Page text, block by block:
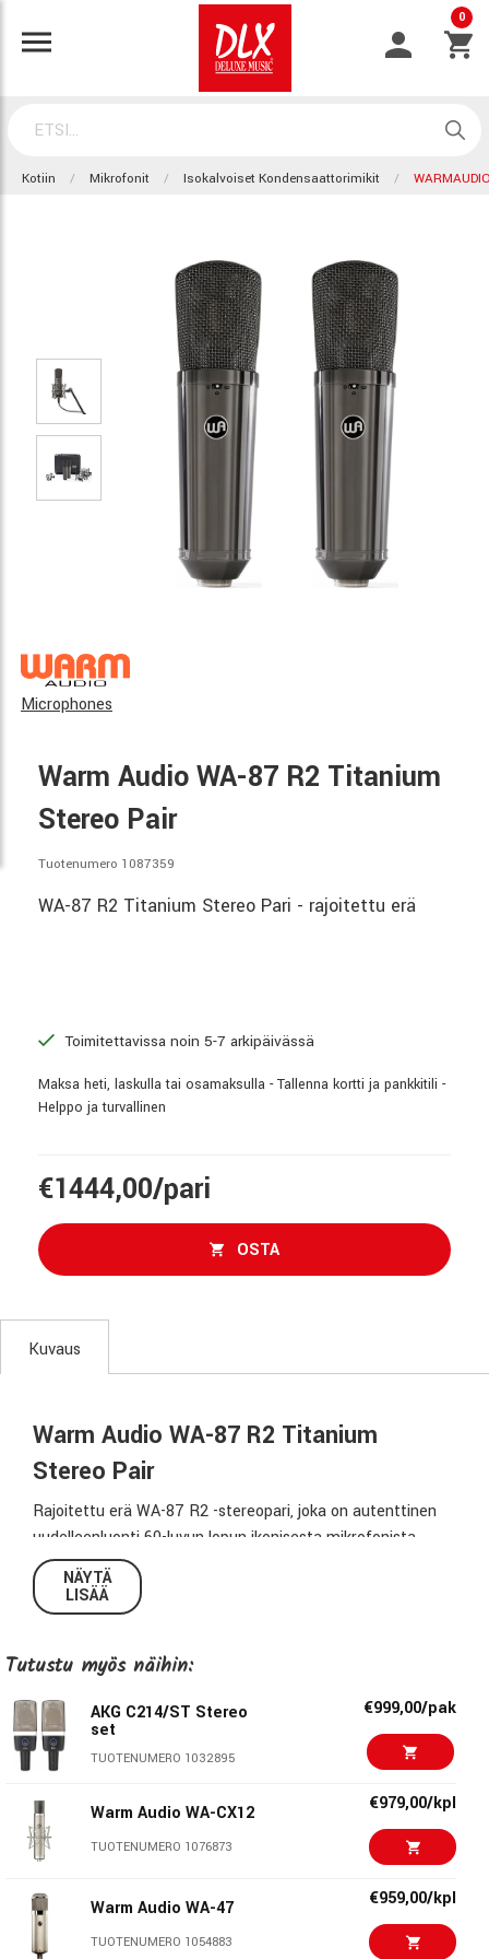
0
Kotiin Mikrofonit Isokalvoiset Kondensaattorimikit
Microphones
Warm Audio WA-87 R2 Titanium
Stereo Pair
Tuotenumero 1087359
WA-87 R2 Titanium Stereo Pari - rajoitettu erä
Toimitettavissa noin 5-7 arkipäivässä
Maksa heti, laskulla tai osamaksulla - Tallenna kortti ja pankkitili -
Helppo ja turvallinen
€1444,00/pari
OSTA
Kuvaus
Warm Audio WA-87 R2 Titanium
Stereo Pair
Rajoitettu erä WA-87 R2 -stereopari, joka on autenttinen
uudelleenluonti 60-luvun lopun ikonisesta mikrofonista.
Tätä legendaarista studiomikrofonia pidetään yhtenä
kaikkien aikojen parhaista. Alkuperäiset 87-mallit ovat olleet
käytössä artistien joukossa, joka ulottuu Paul
Sheeraniin.
Legendaarinen soundi laululle ja muille
äänilähteille
keskialueen sekä kristallinkirkkaan yläpään, jota
ääniteknikot ovat tavoitelleet vuosikymmenten ajan. Sen
tunnusomainen 7–10 kHz korostus tuo laululle ja muille
äänilähteille radiosoittoon sopivan kirkkauden. Kolme
suuntakuviota tekevät mikrofonista monipuolisen valinnan
kaikenlaisiin äänitystilanteisiin.
NÄYTÄ
LISÄÄ
Tutustu myös näihin:
AKG C214/ST Stereo
set
TUOTENUMERO 1032895
€999,00/pak
Warm Audio WA-CX12
TUOTENUMERO 1076873
€979,00/kpl
Warm Audio WA-47
TUOTENUMERO 1054883
€959,00/kpl